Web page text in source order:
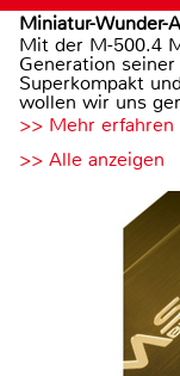
Miniatur-Wunder-
Mit der M-500.4
Generation
Superkompakt
wollen wir uns
>> Mehr erfahren
>> Alle anzeigen